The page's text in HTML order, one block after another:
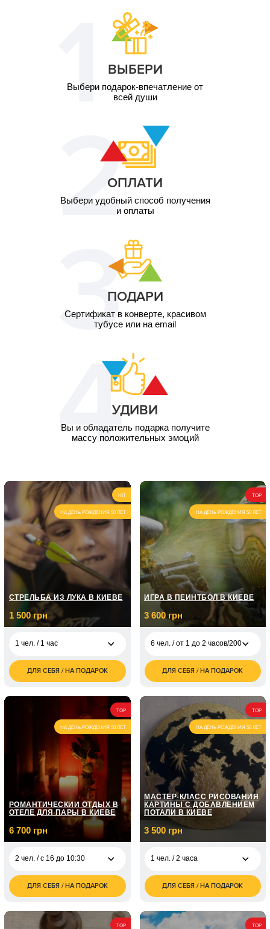
Романтический
завтрак\1 час
крыше\2 часа
ВЫБЕРИ
Выбери подарок-впечатление от
всей души
ОПЛАТИ
Выбери удобный способ получения
и оплаты
ПОДАРИ
Сертификат в конверте, красивом
тубусе или на email
УДИВИ
Вы и обладатель подарка получите
массу положительных эмоций
HIT
НА ДЕНЬ РОЖДЕНИЯ 50 ЛЕТ
СТРЕЛЬБА ИЗ ЛУКА В КИЕВЕ
1 500 грн
1 чел. / 1 час
1 500
грн
грн
ДЛЯ СЕБЯ / НА ПОДАРОК
TOP
НА ДЕНЬ РОЖДЕНИЯ 50 ЛЕТ
ИГРА В ПЕЙНТБОЛ В КИЕВЕ
3 600 грн
6 чел. / от 1 до 2 часов/200 шаров
6 чел. / от 1 до 2
часов/200 шаров
грн
6 чел. / от 1 до 2
часов/300 шаров
4 500
грн
6 чел. / от 1 до 2
часов/500 шаров
6 000
грн
ДЛЯ СЕБЯ / НА ПОДАРОК
TOP
НА ДЕНЬ РОЖДЕНИЯ 50 ЛЕТ
РОМАНТИЧЕСКИЙ ОТДЫХ В
ОТЕЛЕ ДЛЯ ПАРЫ В КИЕВЕ
6 700 грн
2 чел. / с 16 до 10:30
6 700
грн
ДЛЯ СЕБЯ / НА ПОДАРОК
TOP
НА ДЕНЬ РОЖДЕНИЯ 50 ЛЕТ
МАСТЕР-КЛАСС РИСОВАНИЯ
КАРТИНЫ С ДОБАВЛЕНИЕМ
ПОТАЛИ В КИЕВЕ
3 500 грн
1 чел. / 2 часа
3 500
грн
ДЛЯ СЕБЯ / НА ПОДАРОК
TOP TOP